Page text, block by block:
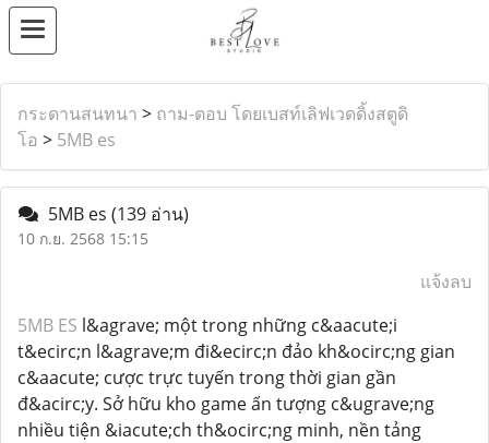
กระดานสนทนา > ถาม-ตอบ โดยเบสท์เลิฟเวดดิ้งสตูดิ
โอ > 5MB es
5MB es (139 อ่าน)
10 ก.ย. 2568 15:15
แจ้งลบ
5MB ES l&agrave; một trong những c&aacute;i
t&ecirc;n l&agrave;m đi&ecirc;n đảo kh&ocirc;ng gian
c&aacute; cược trực tuyến trong thời gian gần
đ&acirc;y. Sở hữu kho game ấn tượng c&ugrave;ng
nhiều tiện &iacute;ch th&ocirc;ng minh, nền tảng